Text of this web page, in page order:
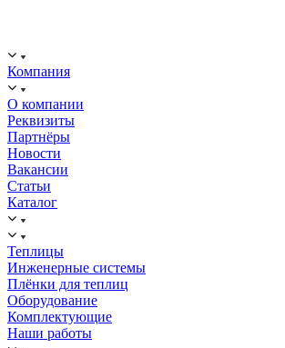
Компания
О компании
Реквизиты
Партнёры
Новости
Вакансии
Статьи
Каталог
Теплицы
Инженерные системы
Плёнки для теплиц
Оборудование
Комплектующие
Наши работы